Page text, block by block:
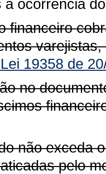
a ocorrência
financeiro
19358 de
no
não exceda
pelo